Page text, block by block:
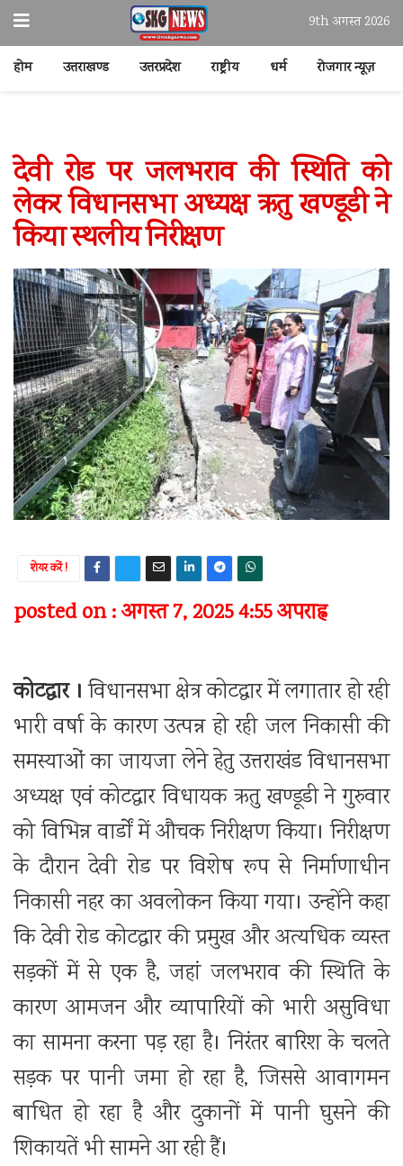
9th अगस्त 2026
होम उत्तराखण्ड उत्तरप्रदेश राष्ट्रीय धर्म रोजगार न्यूज़
देवी रोड पर जलभराव की स्थिति को
लेकर विधानसभा अध्यक्ष ऋतु खण्डूडी ने
किया स्थलीय निरीक्षण
शेयर करें !
posted on : अगस्त 7, 2025 4:55 अपराह्न
कोटद्वार । विधानसभा क्षेत्र कोटद्वार में लगातार हो रही
भारी वर्षा के कारण उत्पन्न हो रही जल निकासी की
समस्याओं का जायजा लेने हेतु उत्तराखंड विधानसभा
अध्यक्ष एवं कोटद्वार विधायक ऋतु खण्डूडी ने गुरुवार
को विभिन्न वार्डों में औचक निरीक्षण किया। निरीक्षण
के दौरान देवी रोड पर विशेष रूप से निर्माणाधीन
निकासी नहर का अवलोकन किया गया। उन्होंने कहा
कि देवी रोड कोटद्वार की प्रमुख और अत्यधिक व्यस्त
सड़कों में से एक है, जहां जलभराव की स्थिति के
कारण आमजन और व्यापारियों को भारी असुविधा
का सामना करना पड़ रहा है। निरंतर बारिश के चलते
सड़क पर पानी जमा हो रहा है, जिससे आवागमन
बाधित हो रहा है और दुकानों में पानी घुसने की
शिकायतें भी सामने आ रही हैं।